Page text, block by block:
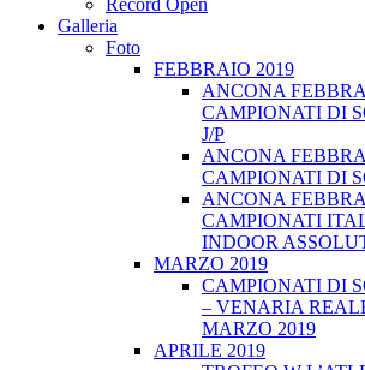
Record Open
Galleria
Foto
FEBBRAIO 2019
ANCONA
CAMPIONATI DI
J/P
ANCONA
CAMPIONATI DI
ANCONA
CAMPIONATI
INDOOR
MARZO 2019
CAMPIONATI DI
– VENARIA
MARZO 2019
APRILE 2019